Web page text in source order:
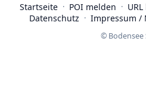
Startseite · POI melden ·
Datenschutz · Impressum /
© Bodensee